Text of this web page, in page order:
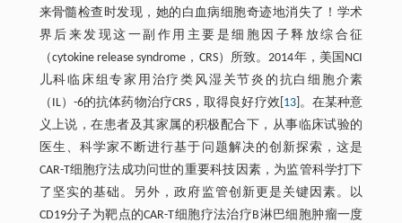
来骨髓检查时发现，她的白血病细胞奇迹地消失了！学术
界后来发现这一副作用主要是细胞因子释放综合征
（cytokine release syndrome，CRS）所致。2014年，美国NCI
儿科临床组专家用治疗类风湿关节炎的抗白细胞介素
（IL）-6的抗体药物治疗CRS，取得良好疗效[ 13]。在某种意
义上说，在患者及其家属的积极配合下，从事临床试验的
医生、科学家不断进行基于问题解决的创新探索，这是
CAR-T细胞疗法成功问世的重要科技因素，为监管科学打下
了坚实的基础。另外，政府监管创新更是关键因素。以
CD19分子为靶点的CAR-T细胞疗法治疗B淋巴细胞肿瘤一度